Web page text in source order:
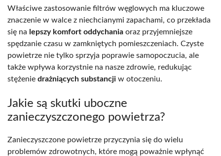
Właściwe zastosowanie filtrów węglowych ma kluczowe
znaczenie w walce z niechcianymi zapachami, co przekłada
się na lepszy komfort oddychania oraz przyjemniejsze
spędzanie czasu w zamkniętych pomieszczeniach. Czyste
powietrze nie tylko sprzyja poprawie samopoczucia, ale
także wpływa korzystnie na nasze zdrowie, redukując
stężenie drażniących substancji w otoczeniu.
Jakie są skutki uboczne
zanieczyszczonego powietrza?
Zanieczyszczone powietrze przyczynia się do wielu
problemów zdrowotnych, które mogą poważnie wpłynąć